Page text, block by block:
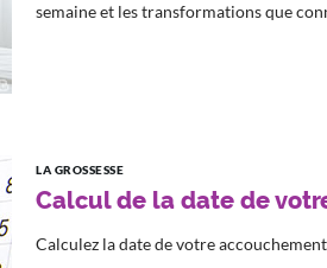
semaine et les transformations que
LA GROSSESSE
Calcul de la date de
Calculez la date de votre